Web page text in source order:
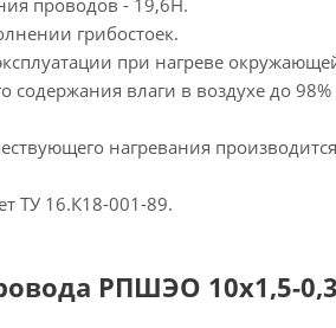
проводов - 19,6Н.
грибостоек.
при нагреве
содержания влаги в воздухе до
нагревания
ТУ 16.К18-001-89.
РПШЭО 10х1,5-